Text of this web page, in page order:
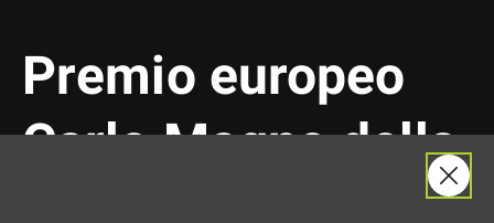
Premio europeo
Carlo Magno della